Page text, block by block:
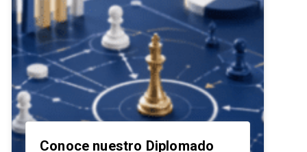
Conoce nuestro Diplomado